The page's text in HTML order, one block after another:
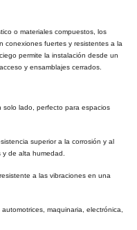
o materiales compuestos, los
conexiones fuertes y resistentes a la
permite la instalación desde un
y ensamblajes cerrados.
lado, perfecto para espacios
superior a la corrosión y al
de alta humedad.
a las vibraciones en una
maquinaria, electrónica,